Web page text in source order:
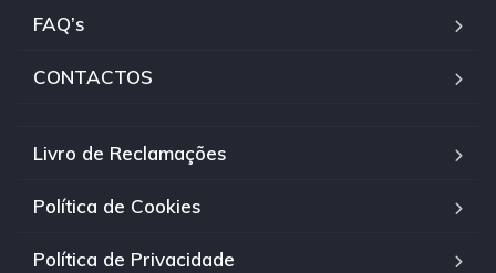
FAQ’s
CONTACTOS
Livro de Reclamações
Política de Cookies
Política de Privacidade